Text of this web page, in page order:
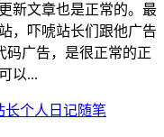
新文章也是正常的。最
，吓唬站长们跟他广告
码广告，是很正常的正
以...
长个人日记随笔